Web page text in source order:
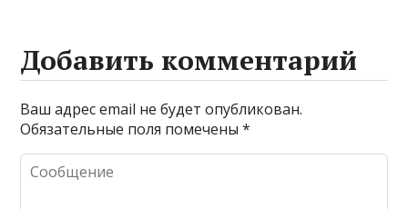
Добавить комментарий
Ваш адрес email не будет опубликован.
Обязательные поля помечены*